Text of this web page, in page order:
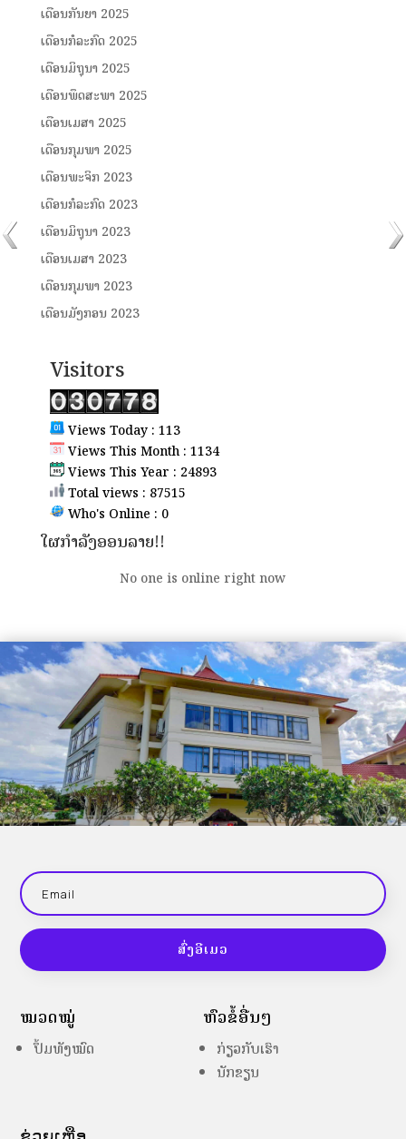
ເດືອນກັນຍາ 2025
ເດືອນກໍລະກົດ 2025
ເດືອນມິຖຸນາ 2025
ເດືອນພຶດສະພາ 2025
ເດືອນເມສາ 2025
ເດືອນກຸມພາ 2025
ເດືອນພະຈິກ 2023
ເດືອນກໍລະກົດ 2023
ເດືອນມິຖຸນາ 2023
ເດືອນເມສາ 2023
ເດືອນກຸມພາ 2023
ເດືອນມັງກອນ 2023
Visitors
Views Today : 113
Views This Month : 1134
Views This Year : 24893
Total views : 87515
Who's Online : 0
ໃຜກຳລັງອອນລາຍ!!
No one is online right now
ສົ່ງອີເມວ
ໝວດໝູ່
ປຶ້ມທັງໝົດ
ຫົວຂໍ້ອື່ນໆ
ກ່ຽວກັບເຮົາ
ນັກຂຽນ